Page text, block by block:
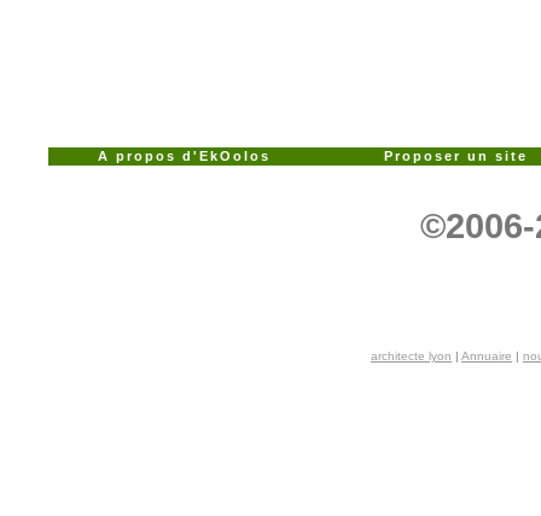
A propos d'EkOolos Proposer un site
architecte lyon | Annuaire |